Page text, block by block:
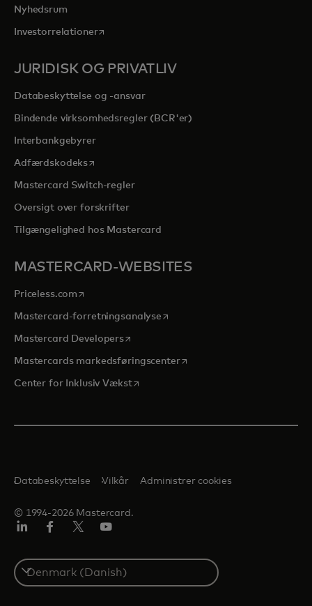
Nyhedsrum
Investorrelationeropens in a new tab
JURIDISK OG PRIVATLIV
Databeskyttelse og -ansvar
Bindende virksomhedsregler (BCR'er)
Interbankgebyrer
Adfærdskodeksopens in a new tab
Mastercard Switch-regler
Oversigt over forskrifter
Tilgængelighed hos Mastercard
MASTERCARD-WEBSITES
Priceless.com opens in a new tab
Mastercard-forretningsanalyseopens in a new tab
Mastercard Developersopens in a new tab
Mastercards markedsføringscenteropens in a new tab
Center for Inklusiv Vækstopens in a new tab
© 1994-2026 Mastercard.
Databeskyttelse Vilkår Administrer cookies
Select
a
country